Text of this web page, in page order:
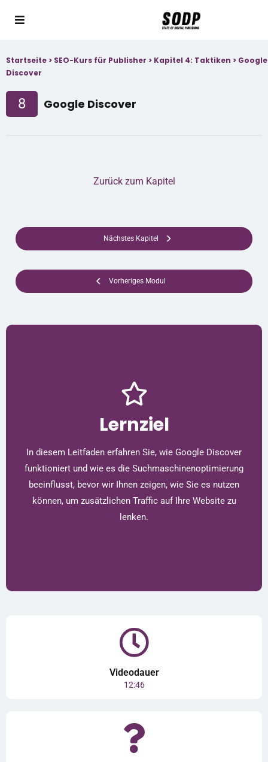
Startseite > SEO-Kurs für Publisher > Kapitel 4: Taktiken > Google
Discover
8 Google Discover
Vorheriges Modul
Zurück zum Kapitel
Nächstes Kapitel
Lernziel
In diesem Leitfaden erfahren Sie, wie Google Discover
funktioniert und wie es die Suchmaschinenoptimierung
beeinflusst, bevor wir Ihnen zeigen, wie Sie es nutzen
können, um zusätzlichen Traffic auf Ihre Website zu
lenken.
Videodauer
12:46